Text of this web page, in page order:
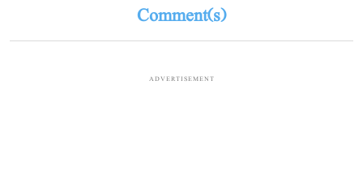
Comment(s)
ADVERTISEMENT